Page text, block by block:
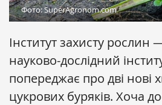
Фото: SuperAgronom.com
Інститут захисту
науково-дослідний
попереджає про дві нові
цукрових буряків. Хоча